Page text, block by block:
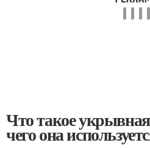
Что такое
чего она